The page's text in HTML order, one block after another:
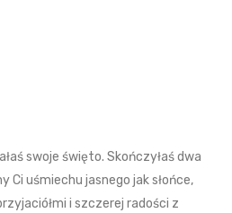
swoje święto. Skończyłaś dwa
Ci uśmiechu jasnego jak słońce,
i szczerej radości z